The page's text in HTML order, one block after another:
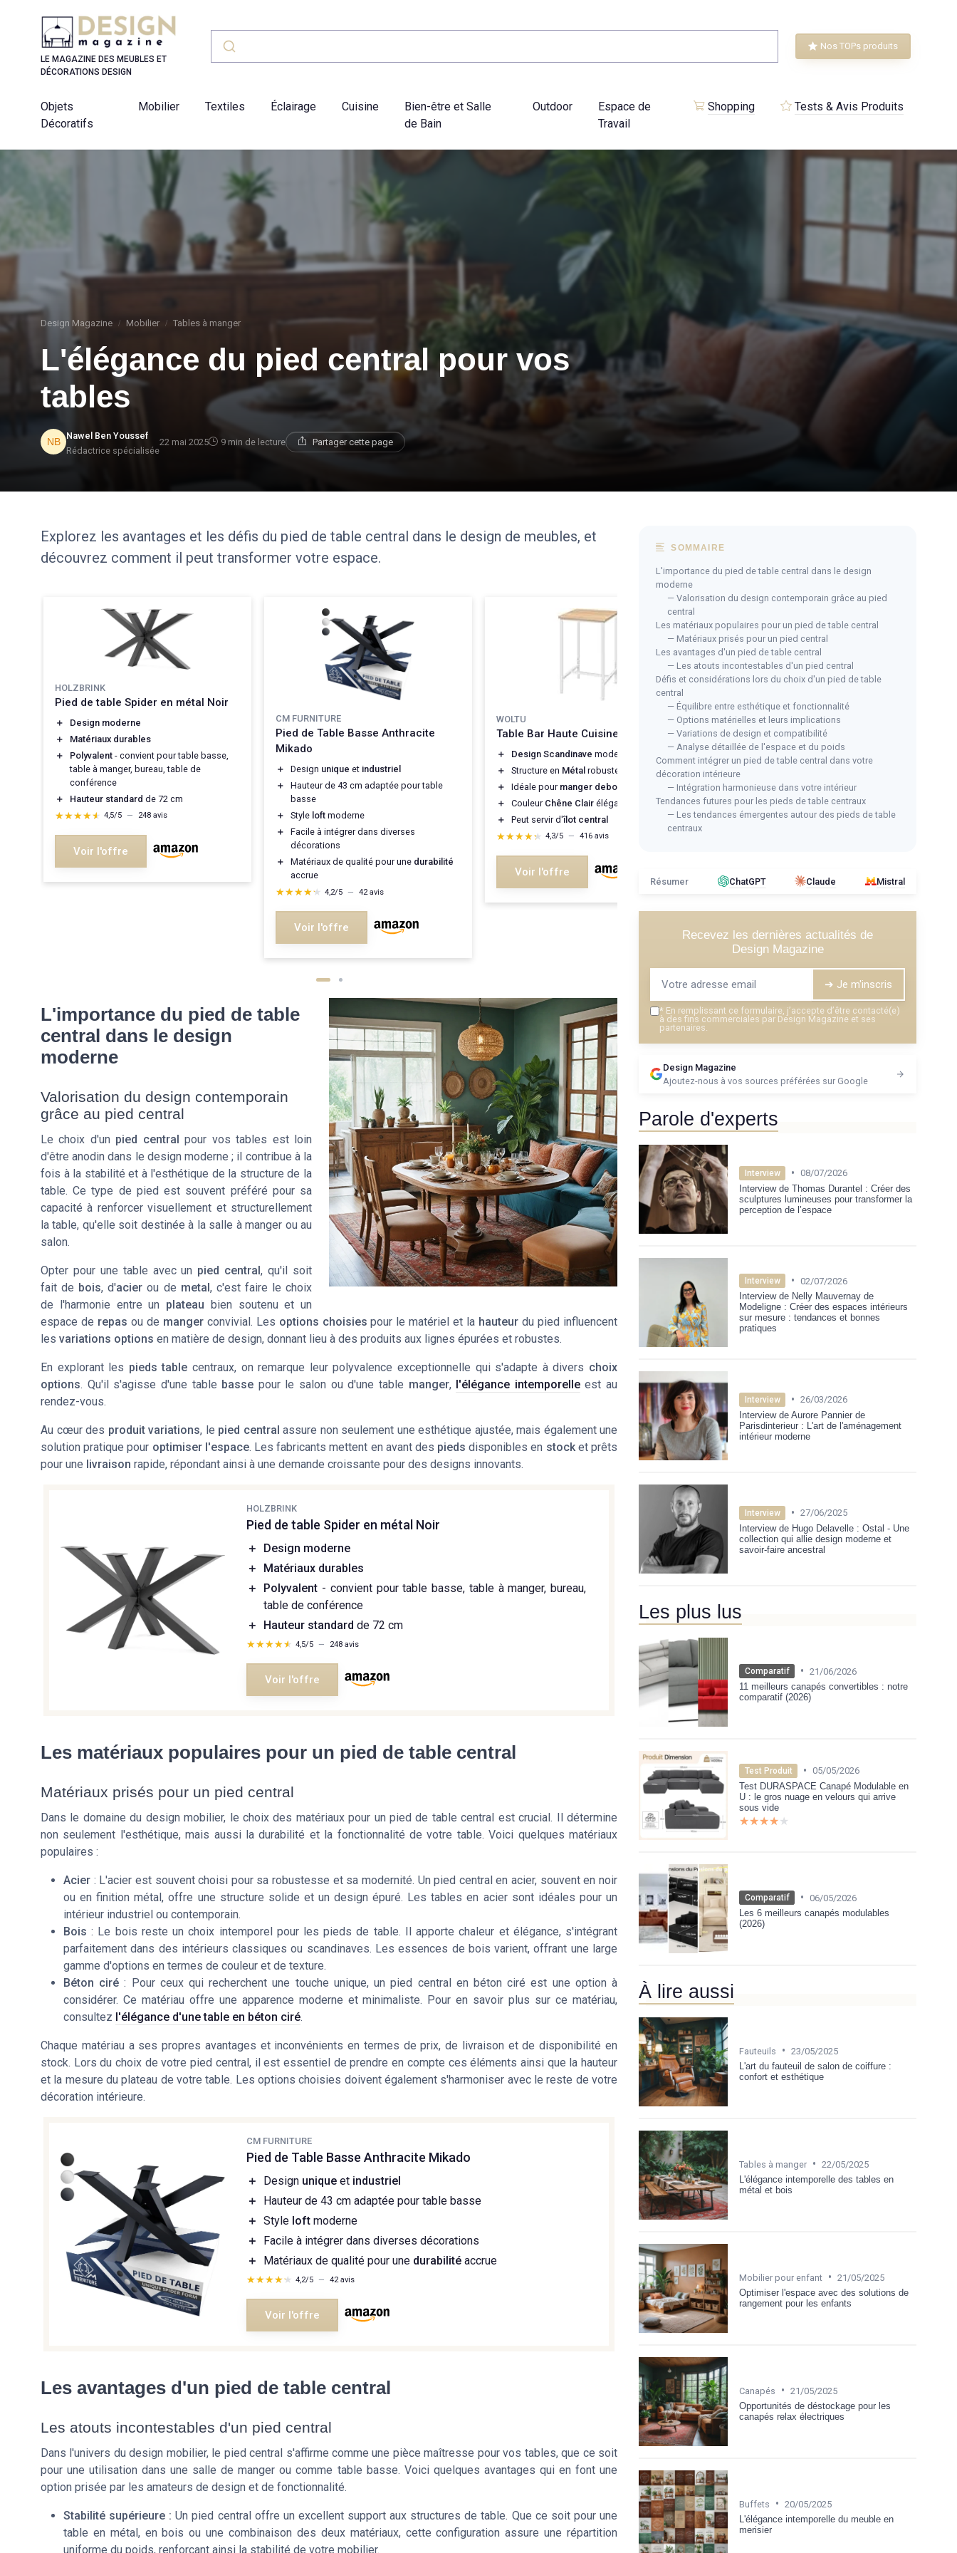
LE MAGAZINE DES MEUBLES ET
DÉCORATIONS DESIGN
Nos TOPs produits
Objets
Décoratifs
Mobilier Textiles Éclairage Cuisine
Bien-être et Salle
de Bain
Outdoor
Espace de
Travail
Shopping Tests & Avis Produits
Design Magazine Mobilier Tables à manger
L'élégance du pied central pour vos
tables
Nawel Ben Youssef
Rédactrice spécialisée
22 mai 2025 9 min de lecture Partager cette page
Explorez les avantages et les défis du pied de table central dans le design de meubles, et
découvrez comment il peut transformer votre espace.
HOLZBRINK
Pied de table Spider en métal Noir
＋
Design moderne
＋
Matériaux durables
＋
Polyvalent - convient pour table basse,
table à manger, bureau, table de
conférence
＋
Hauteur standard de 72 cm
★★★★★
★★★★★ 4,5/5 — 248 avis
Voir l'offre
CM FURNITURE
Pied de Table Basse Anthracite
Mikado
＋ Design unique et industriel
＋
Hauteur de 43 cm adaptée pour table
basse
＋
Style loft moderne
＋
Facile à intégrer dans diverses
décorations
＋
Matériaux de qualité pour une durabilité
accrue
★★★★★
★★★★★ 4,2/5 — 42 avis
Voir l'offre
WOLTU
Table Bar Haute Cuisine
＋ Design Scandinave moderne
＋
Structure en Métal robuste
＋
Idéale pour manger debout
＋
Couleur Chêne Clair élégante
＋
Peut servir d'îlot central
★★★★★
★★★★★ 4,3/5 — 416 avis
Voir l'offre
Table carrée MUL-BOUTIQUE 60 x
60 cm
＋
Style industriel
＋
Pied central
＋
Charge maximale de 120KG
＋ Dimensions compactes
L'importance du pied de table
central dans le design
moderne
Valorisation du design contemporain
grâce au pied central
Le choix d'un pied central
pour vos tables est loin
d'être anodin dans le design moderne ; il contribue à la
fois à la stabilité et à l'esthétique de la structure de la
table. Ce type de pied est souvent préféré pour sa
capacité à renforcer visuellement et structurellement
la table, qu'elle soit destinée à la salle à manger ou au
salon.
Opter pour une table avec un pied central, qu'il soit
fait de bois, d'acier ou de metal , c'est faire le choix
de l'harmonie entre un plateau bien soutenu et un
espace de repas ou de mangerconvivial. Les options choisies pour le matériel et la hauteur du pied influencent
les variations options en matière de design, donnant lieu à des produits aux lignes épurées et robustes.
En explorant les pieds table centraux, on remarque leur polyvalence exceptionnelle qui s'adapte à divers choix
options. Qu'il s'agisse d'une table basse pour le salon ou d'une table manger, l'élégance intemporelleest au
rendez-vous.
Au cœur des produit variations, le pied central assure non seulement une esthétique ajustée, mais également une
solution pratique pour optimiser l'espace. Les fabricants mettent en avant des pieds disponibles en stocket prêts
pour une livraison rapide, répondant ainsi à une demande croissante pour des designs innovants.
HOLZBRINK
Pied de table Spider en métal Noir
＋
Design moderne
＋
Matériaux durables
＋
Polyvalent - convient pour table basse, table à manger, bureau,
table de conférence
＋
Hauteur standard de 72 cm
★★★★★
★★★★★ 4,5/5 — 248 avis
Voir l'offre
Les matériaux populaires pour un pied de table central
Matériaux prisés pour un pied central
Dans le domaine du design mobilier, le choix des matériaux pour un pied de table central est crucial. Il détermine
non seulement l'esthétique, mais aussi la durabilité et la fonctionnalité de votre table. Voici quelques matériaux
populaires :
Acier : L'acier est souvent choisi pour sa robustesse et sa modernité. Un pied central en acier, souvent en noir
ou en finition métal, offre une structure solide et un design épuré. Les tables en acier sont idéales pour un
intérieur industriel ou contemporain.
Bois : Le bois reste un choix intemporel pour les pieds de table. Il apporte chaleur et élégance, s'intégrant
parfaitement dans des intérieurs classiques ou scandinaves. Les essences de bois varient, offrant une large
gamme d'options en termes de couleur et de texture.
Béton ciré : Pour ceux qui recherchent une touche unique, un pied central en béton ciré est une option à
considérer. Ce matériau offre une apparence moderne et minimaliste. Pour en savoir plus sur ce matériau,
consultez l'élégance d'une table en béton ciré.
Chaque matériau a ses propres avantages et inconvénients en termes de prix, de livraison et de disponibilité en
stock. Lors du choix de votre pied central, il est essentiel de prendre en compte ces éléments ainsi que la hauteur
et la mesure du plateau de votre table. Les options choisies doivent également s'harmoniser avec le reste de votre
décoration intérieure.
CM FURNITURE
Pied de Table Basse Anthracite Mikado
＋ Design unique et industriel
＋
Hauteur de 43 cm adaptée pour table basse
＋ Style loft moderne
＋
Facile à intégrer dans diverses décorations
＋
Matériaux de qualité pour une durabilité accrue
★★★★★
★★★★★ 4,2/5 — 42 avis
Voir l'offre
Les avantages d'un pied de table central
Les atouts incontestables d'un pied central
Dans l'univers du design mobilier, le pied central s'affirme comme une pièce maîtresse pour vos tables, que ce soit
pour une utilisation dans une salle de manger ou comme table basse. Voici quelques avantages qui en font une
option prisée par les amateurs de design et de fonctionnalité.
Stabilité supérieure : Un pied central offre un excellent support aux structures de table. Que ce soit pour une
table en métal, en bois ou une combinaison des deux matériaux, cette configuration assure une répartition
uniforme du poids, renforçant ainsi la stabilité de votre mobilier.
SOMMAIRE
L'importance du pied de table central dans le design
moderne
— Valorisation du design contemporain grâce au pied
central
Les matériaux populaires pour un pied de table central
— Matériaux prisés pour un pied central
Les avantages d'un pied de table central
— Les atouts incontestables d'un pied central
Défis et considérations lors du choix d'un pied de table
central
— Équilibre entre esthétique et fonctionnalité
— Options matérielles et leurs implications
— Variations de design et compatibilité
— Analyse détaillée de l'espace et du poids
Comment intégrer un pied de table central dans votre
décoration intérieure
— Intégration harmonieuse dans votre intérieur
Tendances futures pour les pieds de table centraux
— Les tendances émergentes autour des pieds de table
centraux
Résumer ChatGPT Claude Mistral
Recevez les dernières actualités de
Design Magazine
➔ Je m'inscris
* En remplissant ce formulaire, j’accepte d’être contacté(e)
à des fins commerciales par Design Magazine et ses
partenaires.
Design Magazine
Ajoutez-nous à vos sources préférées sur Google
Parole d'experts
Interview • 08/07/2026
Interview de Thomas Durantel : Créer des
sculptures lumineuses pour transformer la
perception de l’espace
Interview • 02/07/2026
Interview de Nelly Mauvernay de
Modeligne : Créer des espaces intérieurs
sur mesure : tendances et bonnes
pratiques
Interview • 26/03/2026
Interview de Aurore Pannier de
Parisdinterieur : L'art de l'aménagement
intérieur moderne
Interview • 27/06/2025
Interview de Hugo Delavelle : Ostal - Une
collection qui allie design moderne et
savoir-faire ancestral
Les plus lus
Comparatif • 21/06/2026
11 meilleurs canapés convertibles : notre
comparatif (2026)
Test Produit • 05/05/2026
Test DURASPACE Canapé Modulable en
U : le gros nuage en velours qui arrive
sous vide
★★★★★
★★★★★
Comparatif • 06/05/2026
Les 6 meilleurs canapés modulables
(2026)
À lire aussi
Fauteuils • 23/05/2025
L'art du fauteuil de salon de coiffure :
confort et esthétique
Tables à manger • 22/05/2025
L'élégance intemporelle des tables en
métal et bois
Mobilier pour enfant • 21/05/2025
Optimiser l'espace avec des solutions de
rangement pour les enfants
Canapés • 21/05/2025
Opportunités de déstockage pour les
canapés relax électriques
Buffets • 20/05/2025
L'élégance intemporelle du meuble en
merisier